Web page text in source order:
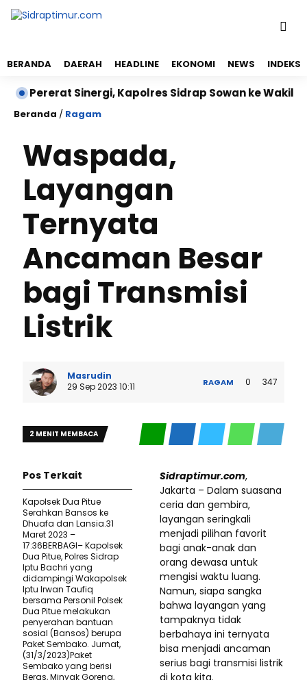
BERANDA DAERAH HEADLINE EKONOMI NEWS INDEKS
Sinergi, Kapolres Sidrap Sowan ke Wakil Bupati
Beranda / Ragam
Waspada,
Layangan
Ternyata
Ancaman Besar
bagi Transmisi
Listrik
Masrudin
29 Sep 2023 10:11
RAGAM 0 347
2 MENIT MEMBACA
Sidraptimur.com,
Jakarta – Dalam suasana
ceria dan gembira,
layangan seringkali
menjadi pilihan favorit
bagi anak-anak dan
orang dewasa untuk
mengisi waktu luang.
Namun, siapa sangka
bahwa layangan yang
tampaknya tidak
berbahaya ini ternyata
bisa menjadi ancaman
serius bagi transmisi listrik
di kota kita.
Pos Terkait
Kapolsek Dua Pitue
Serahkan Bansos ke
Dhuafa dan Lansia.31
Maret 2023 –
17:36BERBAGI– Kapolsek
Dua Pitue, Polres Sidrap
Iptu Bachri yang
didampingi Wakapolsek
Iptu Irwan Taufiq
bersama Personil Polsek
Dua Pitue melakukan
penyerahan bantuan
sosial (Bansos) berupa
Paket Sembako. Jumat,
(31/3/2023)Paket
Sembako yang berisi
Beras, Minyak Goreng,